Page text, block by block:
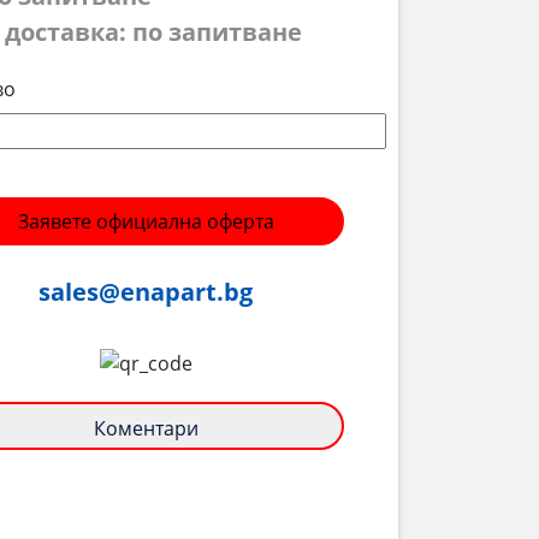
по запитване
Заявете официална оферта
sales@enapart.bg
Коментари